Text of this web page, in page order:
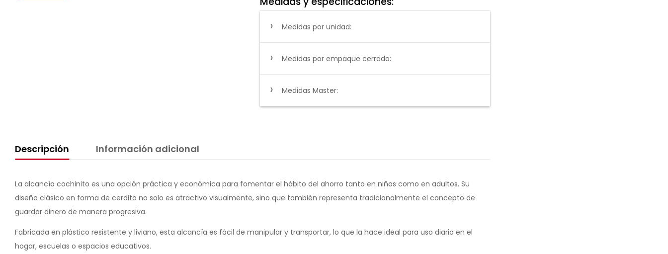
Medidas por unidad:
Medidas por empaque cerrado:
Medidas Master:
Descripción Información adicional
La alcancía cochinito es una opción práctica y económica para fomentar el hábito del ahorro tanto en niños como en adultos. Su
diseño clásico en forma de cerdito no solo es atractivo visualmente, sino que también representa tradicionalmente el concepto de
guardar dinero de manera progresiva.
Fabricada en plástico resistente y liviano, esta alcancía es fácil de manipular y transportar, lo que la hace ideal para uso diario en el
hogar, escuelas o espacios educativos.